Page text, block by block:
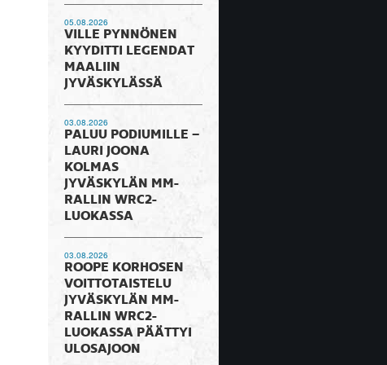
05.08.2026
VILLE PYNNÖNEN
KYYDITTI LEGENDAT
MAALIIN
JYVÄSKYLÄSSÄ
03.08.2026
PALUU PODIUMILLE –
LAURI JOONA
KOLMAS
JYVÄSKYLÄN MM-
RALLIN WRC2-
LUOKASSA
03.08.2026
ROOPE KORHOSEN
VOITTOTAISTELU
JYVÄSKYLÄN MM-
RALLIN WRC2-
LUOKASSA PÄÄTTYI
ULOSAJOON